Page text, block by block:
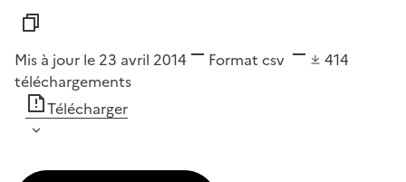
Mis à jour le 23 avril 2014 Format csv
414
téléchargements
Télécharger